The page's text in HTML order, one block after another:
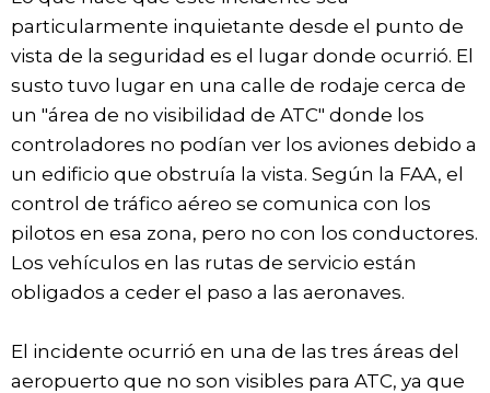
particularmente inquietante desde el punto de
vista de la seguridad es el lugar donde ocurrió. El
susto tuvo lugar en una calle de rodaje cerca de
un "área de no visibilidad de ATC" donde los
controladores no podían ver los aviones debido a
un edificio que obstruía la vista. Según la FAA, el
control de tráfico aéreo se comunica con los
pilotos en esa zona, pero no con los conductores.
Los vehículos en las rutas de servicio están
obligados a ceder el paso a las aeronaves.
El incidente ocurrió en una de las tres áreas del
aeropuerto que no son visibles para ATC, ya que